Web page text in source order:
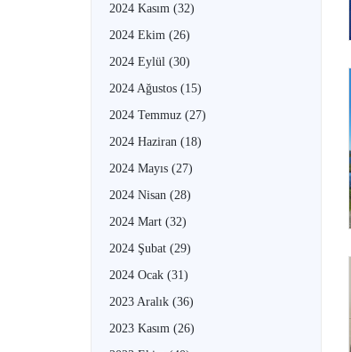
2024 Kasım (32)
2024 Ekim (26)
2024 Eylül (30)
2024 Ağustos (15)
2024 Temmuz (27)
2024 Haziran (18)
2024 Mayıs (27)
2024 Nisan (28)
2024 Mart (32)
2024 Şubat (29)
2024 Ocak (31)
2023 Aralık (36)
2023 Kasım (26)